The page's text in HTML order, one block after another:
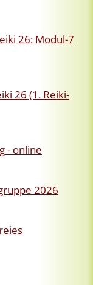
26: Modul-7
26 (1. Reiki-
- online
2026